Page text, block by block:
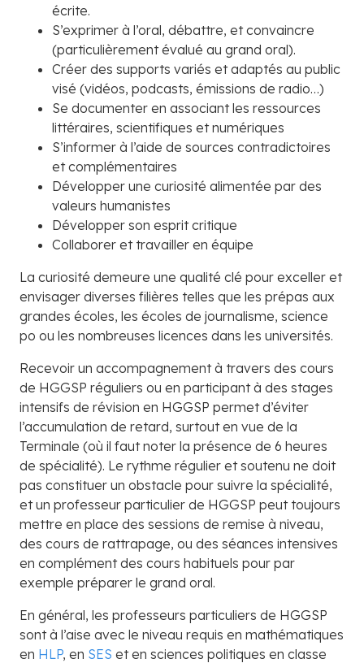
écrite.
S’exprimer à l’oral, débattre, et convaincre
(particulièrement évalué au grand oral).
Créer des supports variés et adaptés au public
visé (vidéos, podcasts, émissions de radio…)
Se documenter en associant les ressources
littéraires, scientifiques et numériques
S’informer à l’aide de sources contradictoires
et complémentaires
Développer une curiosité alimentée par des
valeurs humanistes
Développer son esprit critique
Collaborer et travailler en équipe
La curiosité demeure une qualité clé pour exceller et
envisager diverses filières telles que les prépas aux
grandes écoles, les écoles de journalisme, science
po ou les nombreuses licences dans les universités.
Recevoir un accompagnement à travers des cours
de HGGSP réguliers ou en participant à des stages
intensifs de révision en HGGSP permet d’éviter
l’accumulation de retard, surtout en vue de la
Terminale (où il faut noter la présence de 6 heures
de spécialité). Le rythme régulier et soutenu ne doit
pas constituer un obstacle pour suivre la spécialité,
et un professeur particulier de HGGSP peut toujours
mettre en place des sessions de remise à niveau,
des cours de rattrapage, ou des séances intensives
en complément des cours habituels pour par
exemple préparer le grand oral.
En général, les professeurs particuliers de HGGSP
sont à l’aise avec le niveau requis en mathématiques
en HLP, en SES et en sciences politiques en classe